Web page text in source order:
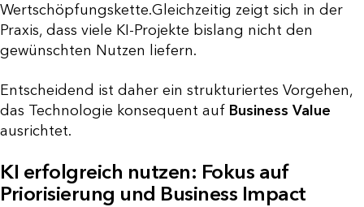
Wertschöpfungskette.Gleichzeitig zeigt sich in der
Praxis, dass viele KI-Projekte bislang nicht den
gewünschten Nutzen liefern.
Entscheidend ist daher ein strukturiertes Vorgehen,
das Technologie konsequent auf Business Value
ausrichtet.
KI erfolgreich nutzen: Fokus auf
Priorisierung und Business Impact